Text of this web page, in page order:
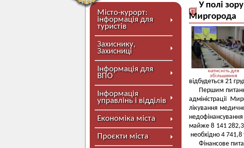
Місто-курорт:
інформація для
туристів
Захиснику,
Захисниці
Інформація для
ВПО
Інформація
управлінь і відділів
Економіка міста
Проєкти міста
У полі
Миргорода
натисніть для
збільшення
відбудеться 21
Першим
адміністрації
лікування
майже 8 141
необхідно 4 741,8
Фінансове